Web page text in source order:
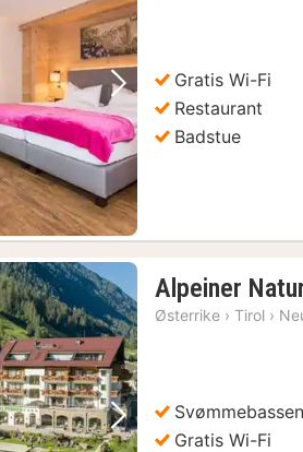
Neste bilde
Gratis Wi-Fi
Restaurant
Badstue
Neste bilde
Alpeiner
Østerrike › Tirol ›
Gratis Wi-Fi